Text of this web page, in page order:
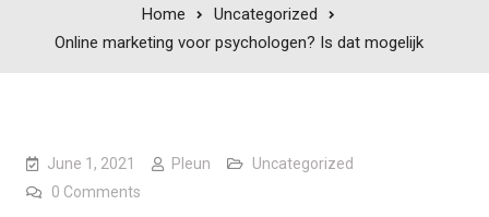
Home
Uncategorized
Online marketing voor psychologen? Is dat mogelijk
June 1, 2021 Pleun
Uncategorized
0 Comments